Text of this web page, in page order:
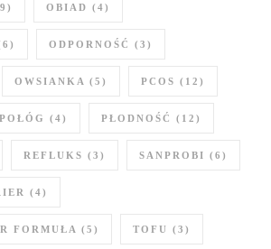
OBIAD (4)
ODPORNOŚĆ (3)
OWSIANKA (5) PCOS (12)
POŁÓG (4) PŁODNOŚĆ (12)
REFLUKS (3) SANPROBI (6)
(4)
FORMUŁA (5) TOFU (3)